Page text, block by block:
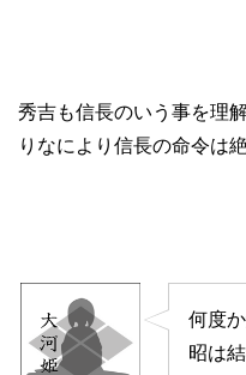
秀吉も信長のいう事を理
りなにより信長の命令は
何度
昭は